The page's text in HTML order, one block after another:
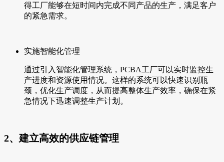
得工厂能够在短时间内完成不同产品的生产，满足客户
的紧急需求。
实施智能化管理
通过引入智能化管理系统，PCBA工厂可以实时监控生
产进度和资源使用情况。这样的系统可以快速识别瓶
颈，优化生产调度，从而提高整体生产效率，确保在紧
急情况下迅速调整生产计划。
2、建立高效的供应链管理